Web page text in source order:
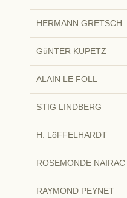
HERMANN GRETSCH
GüNTER KUPETZ
ALAIN LE FOLL
STIG LINDBERG
H. LöFFELHARDT
ROSEMONDE NAIRAC
RAYMOND PEYNET